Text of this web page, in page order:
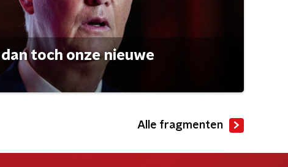
toch onze nieuwe
Alle fragmenten